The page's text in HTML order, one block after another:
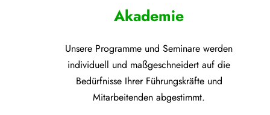
Akademie
Unsere Programme und Seminare werden
individuell und maßgeschneidert auf die
Bedürfnisse Ihrer Führungskräfte und
Mitarbeitenden abgestimmt.